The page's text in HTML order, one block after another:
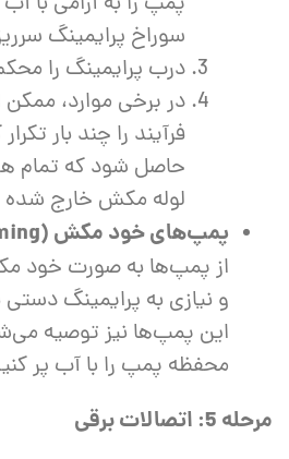
سوراخ پرایمینگ
درب پرایمینگ را
در برخی موارد،
فرآیند را چند بار
حاصل شود که تمام
لوله مکش خارج
پمپ‌های خود مکش (Self-Priming):
از پمپ‌ها به صورت خود
و نیازی به پرایمینگ دستی
این پمپ‌ها نیز توصیه
محفظه پمپ را با آب پر
مرحله 5: اتصالات برقی